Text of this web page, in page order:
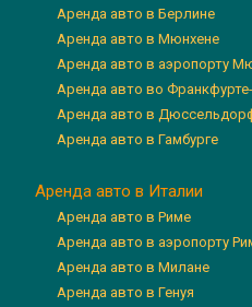
Аренда авто в Берлине
Аренда авто в Мюнхене
Аренда авто в аэропорту
Аренда авто во
Аренда авто в
Аренда авто в Гамбурге
Аренда авто в Италии
Аренда авто в Риме
Аренда авто в аэропорту
Аренда авто в Милане
Аренда авто в Генуя